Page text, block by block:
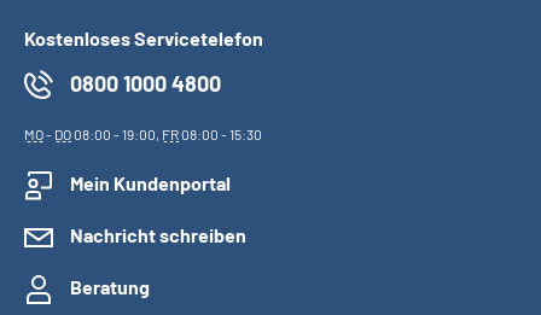
Kostenloses Servicetelefon
0800 1000 4800
MO- DO08:00 - 19:00, FR08:00 - 15:30
Mein Kundenportal
Nachricht schreiben
Beratung